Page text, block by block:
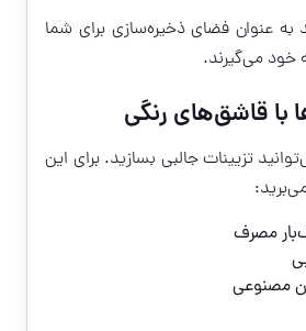
به عنوان فضای ذخیره‌سازی برای شما
خود می‌گیرند.
با قاشق‌های رنگی
تزیینات جالبی بسازید. برای این
می‌برید:
مصرف
مصنوعی